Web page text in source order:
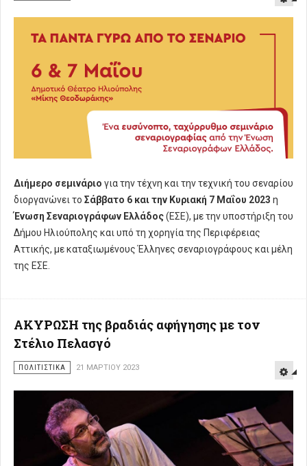
Διήμερο σεμινάριο για την τέχνη και την τεχνική του σεναρίου
διοργανώνει το Σάββατο 6 και την Κυριακή 7 Μαΐου 2023 η
Ένωση Σεναριογράφων Ελλάδος(ΕΣΕ), με την υποστήριξη του
Δήμου Ηλιούπολης και υπό τη χορηγία της Περιφέρειας
Αττικής, με καταξιωμένους Έλληνες σεναριογράφους και μέλη
της ΕΣΕ.
ΑΚΥΡΩΣΗ της βραδιάς αφήγησης με τον
Στέλιο Πελασγό
ΠΟΛΙΤΙΣΤΙΚΑ 21 ΜΑΡΤΊΟΥ 2023